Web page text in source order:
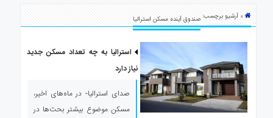
استرالیا
ارتباط
» آرشیو برچسب:صندوق آینده مسکن استرالیا
استرالیا به چه تعداد مسکن جدید
نیاز دارد
صدای استرالیا- در ماه‌های اخیر،
مسکن موضوع بیشتر بحث‌ها در